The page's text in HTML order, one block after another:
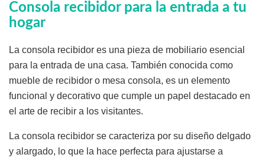
Consola recibidor para la entrada a tu
hogar
La consola recibidor es una pieza de mobiliario esencial
para la entrada de una casa. También conocida como
mueble de recibidor o mesa consola, es un elemento
funcional y decorativo que cumple un papel destacado en
el arte de recibir a los visitantes.
La consola recibidor se caracteriza por su diseño delgado
y alargado, lo que la hace perfecta para ajustarse a